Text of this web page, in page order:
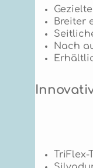
Breiter
Nach
TriFlex-